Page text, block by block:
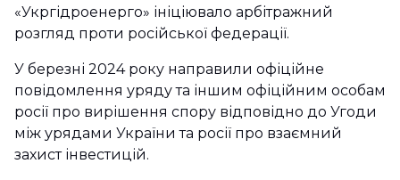
«Укргідроенерго» ініціювало арбітражний
розгляд проти російської федерації.
У березні 2024 року направили офіційне
повідомлення уряду та іншим офіційним особам
росії про вирішення спору відповідно до Угоди
між урядами України та росії про взаємний
захист інвестицій.